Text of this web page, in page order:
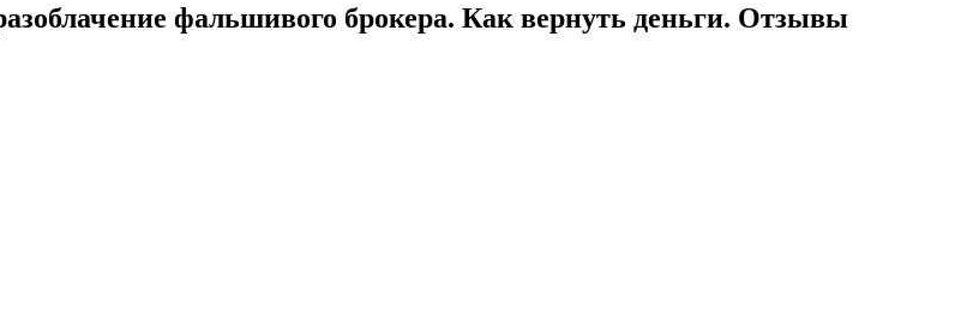
фальшивого брокера. Как вернуть деньги. Отзывы